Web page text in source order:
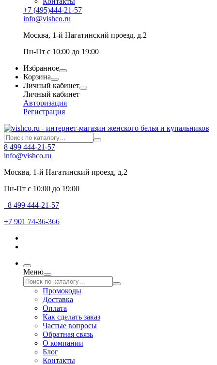
+7 (495)444-21-57
info@vishco.ru
Москва, 1-й Нагатинский проезд, д.2
Пн-Пт с 10:00 до 19:00
Избранное
Корзина
Личный кабинет
Личный кабинет
Авторизация
Регистрация
8 499 444-21-57
info@vishco.ru
Москва, 1-й Нагатинский проезд, д.2
Пн-Пт с 10:00 до 19:00
8 499 444-21-57
+7 901 74-36-366
Меню
Промокоды
Доставка
Оплата
Как сделать заказ
Частые вопросы
Обратная связь
О компании
Блог
Контакты